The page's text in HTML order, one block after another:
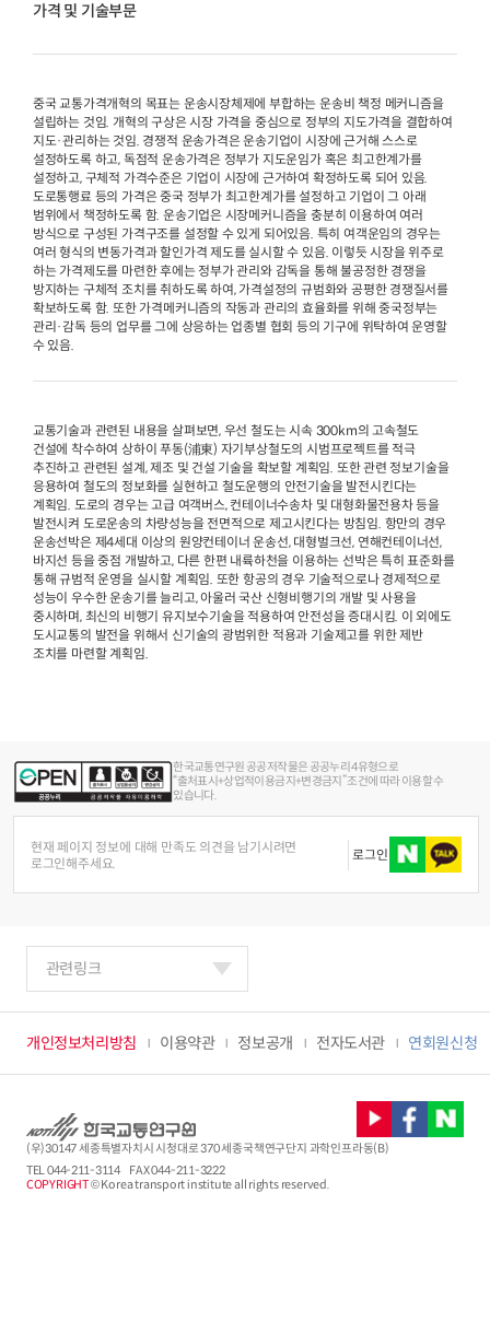
가격 및 기술부문
중국 교통가격개혁의 목표는 운송시장체제에 부합하는 운송비 책정 메커니즘을
설립하는 것임. 개혁의 구상은 시장 가격을 중심으로 정부의 지도가격을 결합하여
지도·관리하는 것임. 경쟁적 운송가격은 운송기업이 시장에 근거해 스스로
설정하도록 하고, 독점적 운송가격은 정부가 지도운임가 혹은 최고한계가를
설정하고, 구체적 가격수준은 기업이 시장에 근거하여 확정하도록 되어 있음.
도로통행료 등의 가격은 중국 정부가 최고한계가를 설정하고 기업이 그 아래
범위에서 책정하도록 함. 운송기업은 시장메커니즘을 충분히 이용하여 여러
방식으로 구성된 가격구조를 설정할 수 있게 되어있음. 특히 여객운임의 경우는
여러 형식의 변동가격과 할인가격 제도를 실시할 수 있음. 이렇듯 시장을 위주로
하는 가격제도를 마련한 후에는 정부가 관리와 감독을 통해 불공정한 경쟁을
방지하는 구체적 조치를 취하도록 하여, 가격설정의 규범화와 공평한 경쟁질서를
확보하도록 함. 또한 가격메커니즘의 작동과 관리의 효율화를 위해 중국정부는
관리·감독 등의 업무를 그에 상응하는 업종별 협회 등의 기구에 위탁하여 운영할
수 있음.
교통기술과 관련된 내용을 살펴보면, 우선 철도는 시속 300km의 고속철도
건설에 착수하여 상하이 푸동(浦東) 자기부상철도의 시범프로젝트를 적극
추진하고 관련된 설계, 제조 및 건설 기술을 확보할 계획임. 또한 관련 정보기술을
응용하여 철도의 정보화를 실현하고 철도운행의 안전기술을 발전시킨다는
계획임. 도로의 경우는 고급 여객버스, 컨테이너수송차 및 대형화물전용차 등을
발전시켜 도로운송의 차량성능을 전면적으로 제고시킨다는 방침임. 항만의 경우
운송선박은 제4세대 이상의 원양컨테이너 운송선, 대형벌크선, 연해컨테이너선,
바지선 등을 중점 개발하고, 다른 한편 내륙하천을 이용하는 선박은 특히 표준화를
통해 규범적 운영을 실시할 계획임. 또한 항공의 경우 기술적으로나 경제적으로
성능이 우수한 운송기를 늘리고, 아울러 국산 신형비행기의 개발 및 사용을
중시하며, 최신의 비행기 유지보수기술을 적용하여 안전성을 증대시킴. 이 외에도
도시교통의 발전을 위해서 신기술의 광범위한 적용과 기술제고를 위한 제반
조치를 마련할 계획임.
한국교통연구원 공공저작물은 공공누리 4유형으로
“출처표시+상업적이용금지+변경금지” 조건에 따라 이용할 수
있습니다.
현재 페이지 정보에 대해 만족도 의견을 남기시려면
로그인해주세요.
로그인
개인정보처리방침 이용약관 정보공개 전자도서관 연회원신청
관련링크
(우)30147 세종특별자치시 시청대로 370 세종국책연구단지 과학인프라동(B)
TEL044-211-3114
FAX 044-211-3222
COPYRIGHT© Korea transport institute all rights reserved.